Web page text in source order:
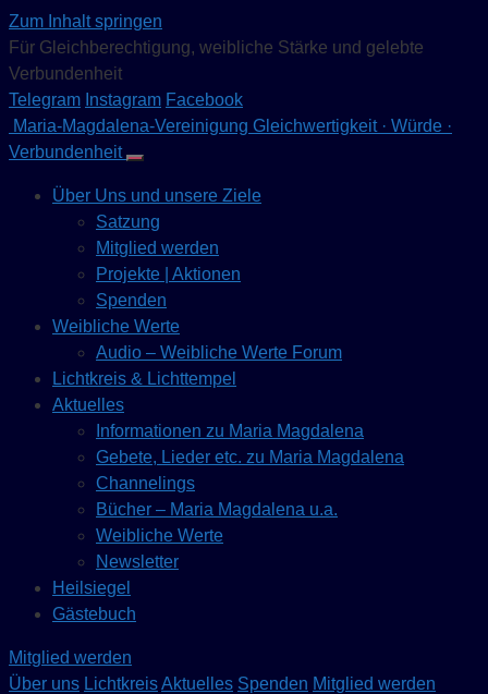
Zum Inhalt springen
Für Gleichberechtigung, weibliche Stärke und gelebte
Verbundenheit
Telegram Instagram Facebook
Maria-Magdalena-Vereinigung Gleichwertigkeit · Würde ·
Verbundenheit
Über Uns und unsere Ziele
Satzung
Mitglied werden
Projekte | Aktionen
Spenden
Weibliche Werte
Audio – Weibliche Werte Forum
Lichtkreis & Lichttempel
Aktuelles
Informationen zu Maria Magdalena
Gebete, Lieder etc. zu Maria Magdalena
Channelings
Bücher – Maria Magdalena u.a.
Weibliche Werte
Newsletter
Heilsiegel
Gästebuch
Mitglied werden
Über uns LichtkreisAktuelles Spenden Mitglied werden